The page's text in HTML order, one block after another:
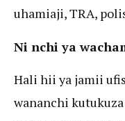
uhamiaji, TRA,
Ni nchi ya
Hali hii ya jamii
wananchi